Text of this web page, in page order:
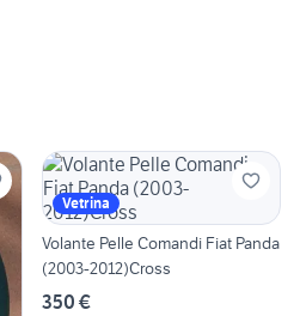
Vetrina
Volante Pelle Comandi Fiat Panda
(2003-2012)Cross
350 €